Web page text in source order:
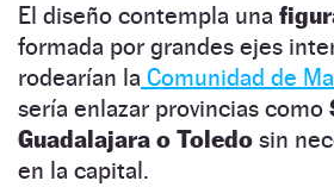
El diseño contempla una
formada por grandes ejes
rodearían la Comunidad de
sería enlazar provincias como
Guadalajara o Toledo sin
en la capital.